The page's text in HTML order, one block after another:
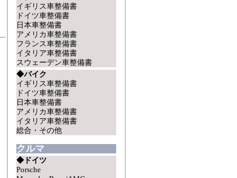
イギリス車整備書
ドイツ車整備書
日本車整備書
アメリカ車整備書
フランス車整備書
イタリア車整備書
スウェーデン車整備書
◆バイク
イギリス車整備書
ドイツ車整備書
日本車整備書
アメリカ車整備書
イタリア車整備書
総合・その他
クルマ
◆ドイツ
Porsche